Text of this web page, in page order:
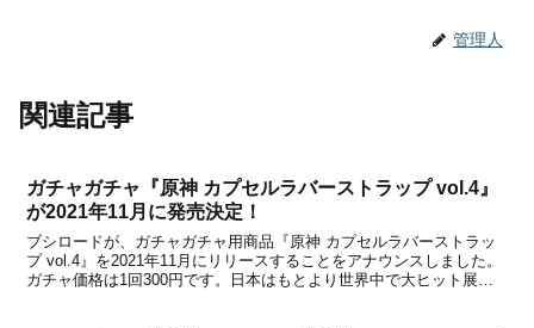
管理人
関連記事
ガチャガチャ『原神 カプセルラバーストラップ vol.4』
が2021年11月に発売決定！
ブシロードが、ガチャガチャ用商品『原神 カプセルラバーストラッ
プ vol.4』を2021年11月にリリースすることをアナウンスしました。
ガチャ価格は1回300円です。日本はもとより世界中で大ヒット展開